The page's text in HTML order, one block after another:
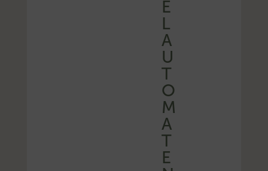
E
L
A
U
T
O
M
A
T
E